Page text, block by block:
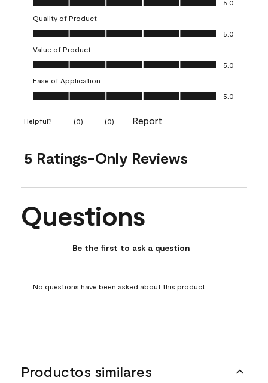
5.0
Quality of Product
Quality of Product, 5.0 out of 5
5.0
Value of Product
Value of Product, 5.0 out of 5
5.0
Ease of Application
Ease of Application, 5.0 out of 5
5.0
Helpful? (0) (0) Report
5 Ratings-Only Reviews
No questions have been asked about this product.
Questions
Be the first to ask a question
No questions have been asked about this product.
Productos similares